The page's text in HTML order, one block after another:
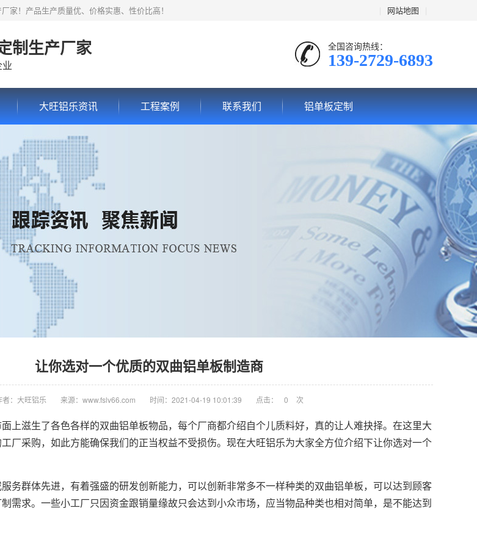
网站地图
家！产品生产质量优、价格实惠、性价比高！
制生产厂家 全国咨询热线：
139-2729-6893
大旺铝乐资讯 工程案例 联系我们 铝单板定制
让你选对一个优质的双曲铝单板制造商
者：大旺铝乐 来源：www.fslv66.com 时间：2021-04-19 10:01:39 点击： 0 次
上滋生了各色各样的双曲铝单板物品，每个厂商都介绍自个儿质料好，真的让人难抉择。在这里大
厂采购，如此方能确保我们的正当权益不受损伤。现在大旺铝乐为大家全方位介绍下让你选对一个
务群体先进，有着强盛的研发创新能力，可以创新非常多不一样种类的双曲铝单板，可以达到顾客
需求。一些小工厂只因资金跟销量缘故只会达到小众市场，应当物品种类也相对简单，是不能达到